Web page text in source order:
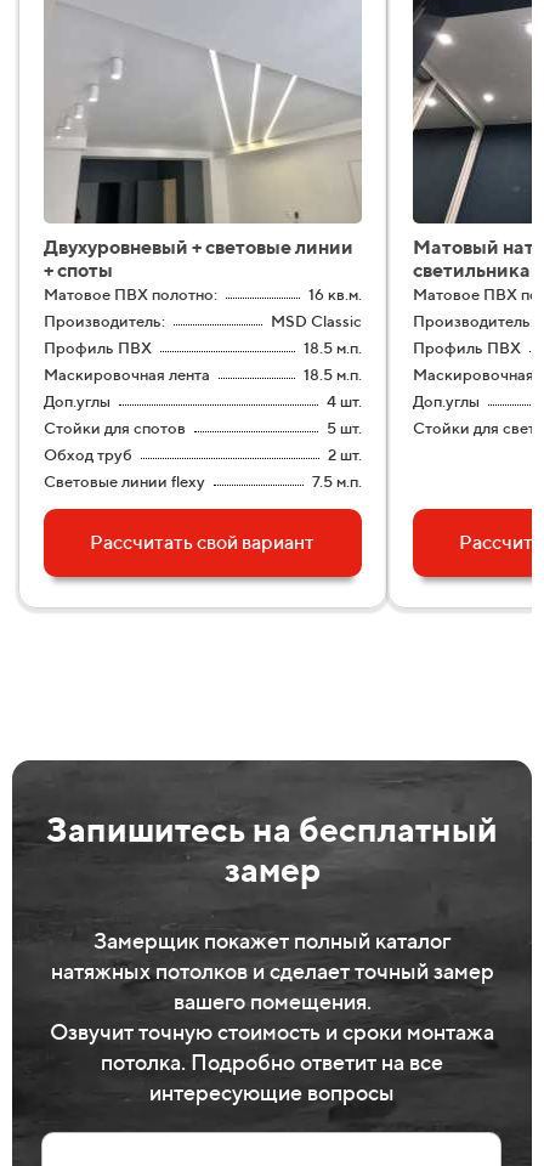
Двухуровневый + световые линии
+ споты
Матовое ПВХ полотно:
16 кв.м.
Производитель:
MSD Classic
Профиль ПВХ
18.5 м.п.
Маскировочная лента
18.5 м.п.
Доп.углы
4 шт.
Стойки для спотов
5 шт.
Обход труб
2 шт.
Световые линии flexy
7.5 м.п.
Рассчитать свой вариант
Матовый
Матовое ПВХ
Производитель:
Профиль ПВХ
Маскировочная
Доп.углы
Стойки для
Запишитесь на бесплатный
замер
Замерщик покажет полный каталог
натяжных потолков и сделает точный замер
вашего помещения.
Озвучит точную стоимость и сроки монтажа
потолка. Подробно ответит на все
интересующие вопросы